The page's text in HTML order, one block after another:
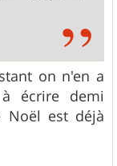
on n'en a
écrire demi
Noël est déjà